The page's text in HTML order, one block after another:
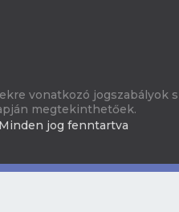
vonatkozó jogszabályok
megtekinthetőek.
jog fenntartva